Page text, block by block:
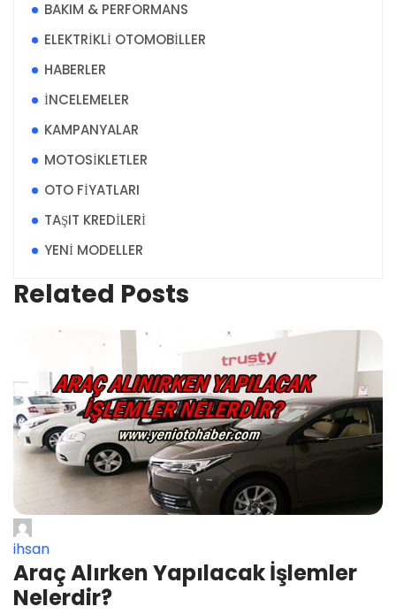
BAKIM & PERFORMANS
ELEKTRİKLİ OTOMOBİLLER
HABERLER
İNCELEMELER
KAMPANYALAR
MOTOSİKLETLER
OTO FİYATLARI
TAŞIT KREDİLERİ
YENİ MODELLER
Related Posts
ihsan
Araç Alırken Yapılacak İşlemler
Nelerdir?